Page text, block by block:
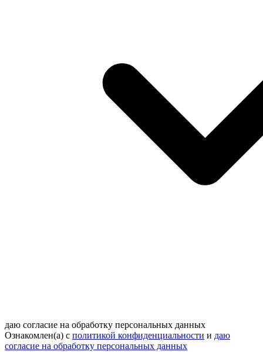
даю согласие на обработку персональных данных
Ознакомлен(а) с политикой конфиденциальности и даю
согласие на обработку персональных данных